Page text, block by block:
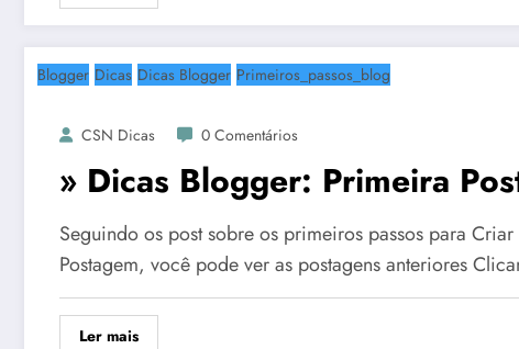
Blogger Dicas Dicas Blogger Primeiros_passos_blog
CSN Dicas 0 Comentários
» Dicas Blogger: Primeira
Seguindo os post sobre os primeiros passos para
Postagem, você pode ver as postagens anteriores
Ler mais